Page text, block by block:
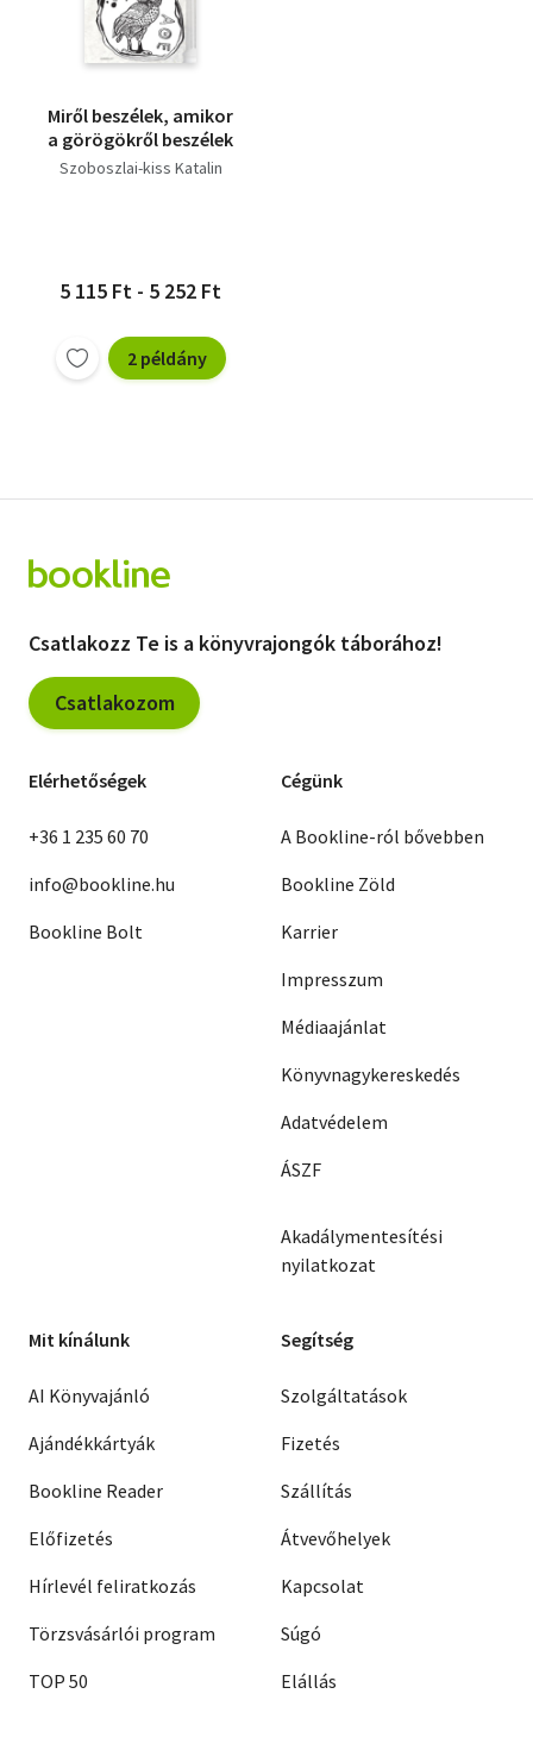
Miről beszélek, amikor
a görögökről beszélek
Szoboszlai-kiss Katalin
5 115 Ft - 5 252 Ft
2 példány
Csatlakozz Te is a könyvrajongók táborához!
Csatlakozom
Elérhetőségek
+36 1 235 60 70
info@bookline.hu
Bookline Bolt
Cégünk
A Bookline-ról bővebben
Bookline Zöld
Karrier
Impresszum
Médiaajánlat
Könyvnagykereskedés
Adatvédelem
ÁSZF
Akadálymentesítési
nyilatkozat
Mit kínálunk
AI Könyvajánló
Ajándékkártyák
Bookline Reader
Előfizetés
Hírlevél feliratkozás
Törzsvásárlói program
TOP 50
Segítség
Szolgáltatások
Fizetés
Szállítás
Átvevőhelyek
Kapcsolat
Súgó
Elállás